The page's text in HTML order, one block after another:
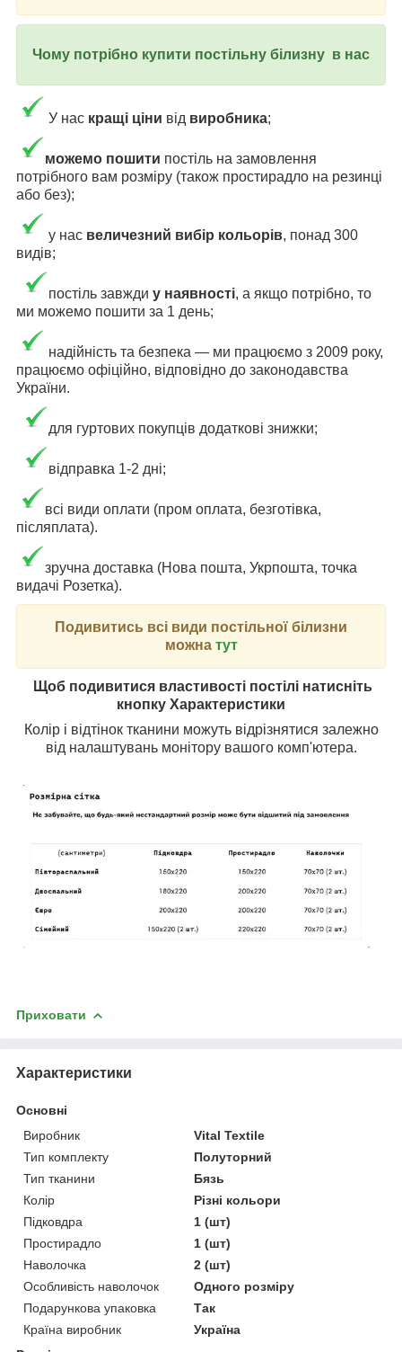
Чому потрібно купити постільну білизну в нас
У нас кращі ціни від виробника;
можемо пошити постіль на замовлення
потрібного вам розміру (також простирадло на резинці
або без);
у нас величезний вибір кольорів, понад 300
видів;
постіль завжди у наявності, а якщо потрібно, то
ми можемо пошити за 1 день;
надійність та безпека ― ми працюємо з 2009 року,
працюємо офіційно, відповідно до законодавства
України.
для гуртових покупців додаткові знижки;
відправка 1-2 дні;
всі види оплати (пром оплата, безготівка,
післяплата).
зручна доставка (Нова пошта, Укрпошта, точка
видачі Розетка).
Подивитись всі види постільної білизни
можна тут
Щоб подивитися властивості постілі натисніть
кнопку Характеристики
Колір і відтінок тканини можуть відрізнятися залежно
від налаштувань монітору вашого комп'ютера.
Приховати
Характеристики
Основні
Виробник
Vital Textile
Тип комплекту
Полуторний
Тип тканини
Бязь
Колір
Різні кольори
Підковдра
1 (шт)
Простирадло
1 (шт)
Наволочка
2 (шт)
Особливість наволочок
Одного розміру
Подарункова упаковка
Так
Країна виробник
Україна